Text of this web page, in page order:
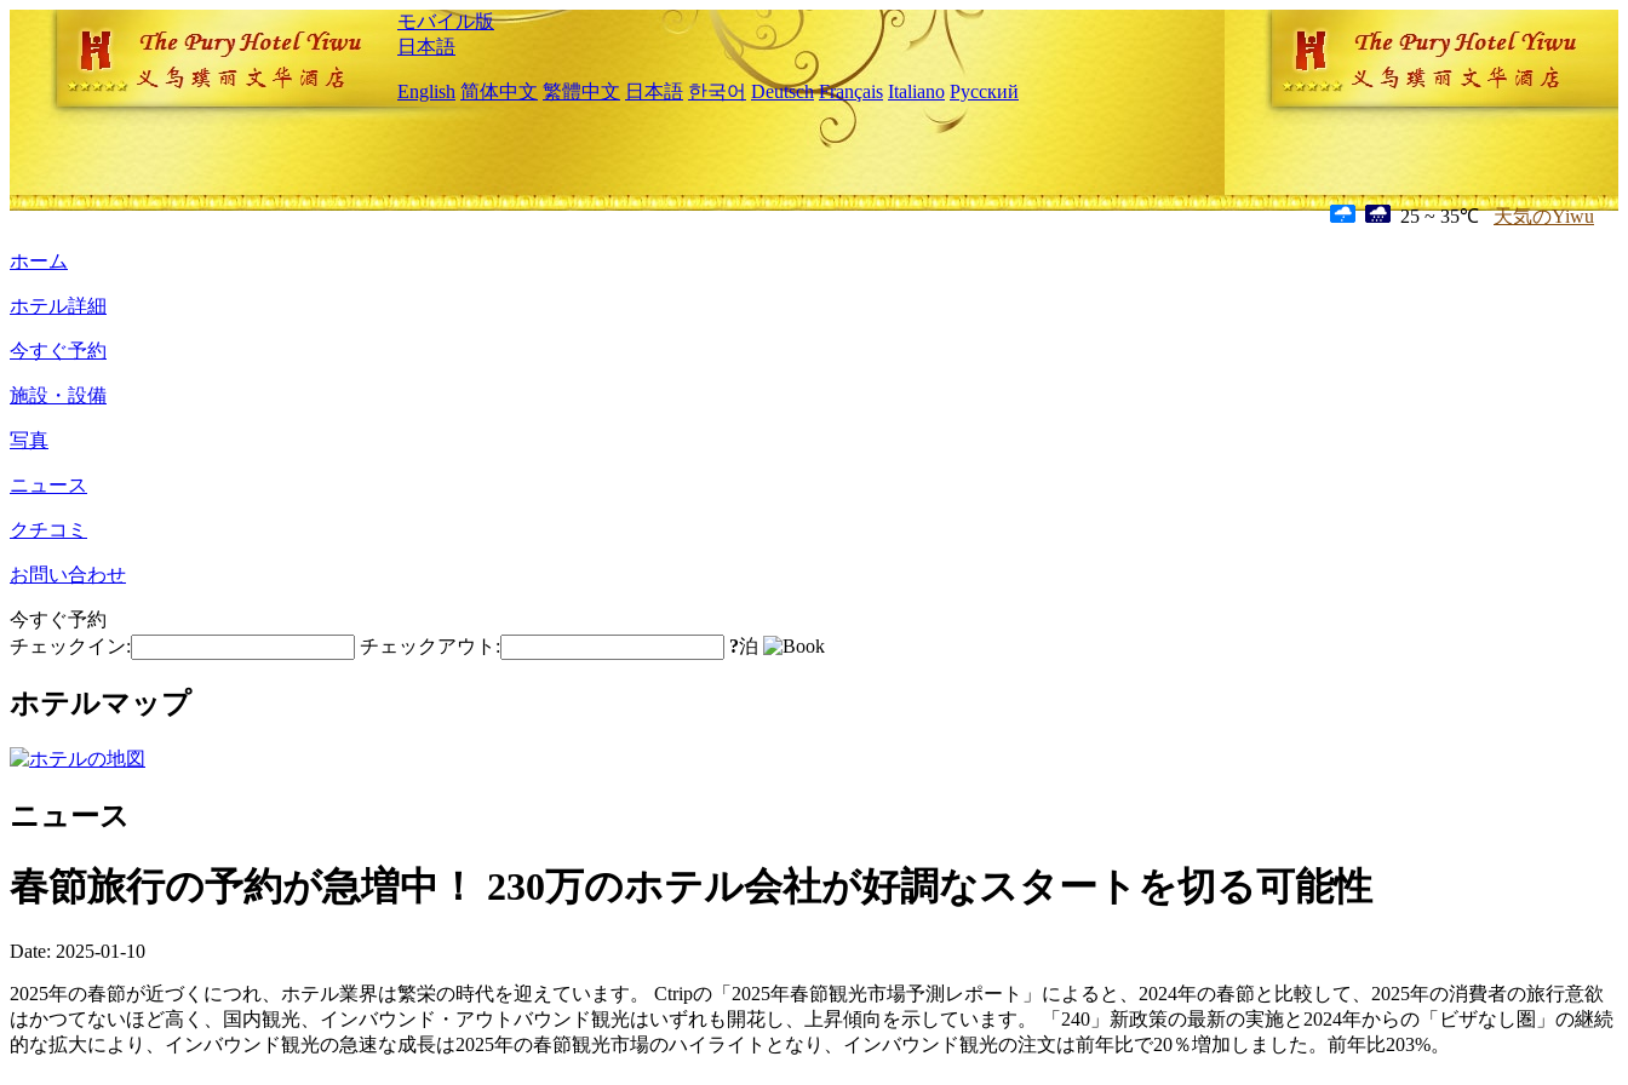
モバイル版
日本語
English 简体中文 繁體中文 日本語 한국어 Deutsch Français Italiano Русский
25 ~ 35℃ 天気のYiwu
ホーム
ホテル詳細
今すぐ予約
施設・設備
写真
ニュース
クチコミ
お問い合わせ
今すぐ予約
チェックイン:
チェックアウト: ?泊
ホテルマップ
ニュース
春節旅行の予約が急増中！ 230万のホテル会社が好調なスタートを切る可能性
Date: 2025-01-10
2025年の春節が近づくにつれ、ホテル業界は繁栄の時代を迎えています。 Ctripの「2025年春節観光市場予測レポート」によると、2024年の春節と比較して、2025年の消費者の旅行意欲
はかつてないほど高く、国内観光、インバウンド・アウトバウンド観光はいずれも開花し、上昇傾向を示しています。 「240」新政策の最新の実施と2024年からの「ビザなし圏」の継続
的な拡大により、インバウンド観光の急速な成長は2025年の春節観光市場のハイライトとなり、インバウンド観光の注文は前年比で20％増加しました。前年比203%。